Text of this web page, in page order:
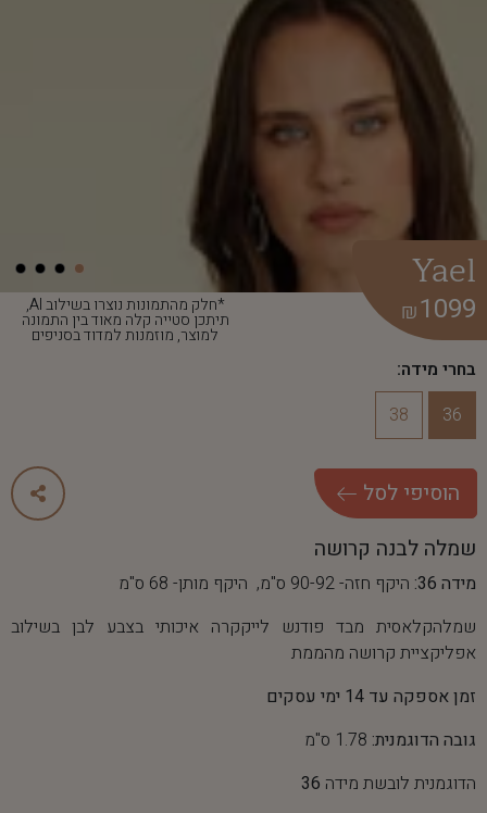
*חלק מהתמונות נוצרו בשילוב AI,
תיתכן סטייה קלה מאוד בין התמונה
למוצר, מוזמנות למדוד בסניפים
Yael
1099
₪
בחרי מידה:
36
38
הוסיפי לסל
שמלה לבנה קרושה
מידה 36:
היקף חזה- 90-92 ס"מ, היקף מותן- 68 ס"מ
שמלהקלאסית מבד פודנש לייקקרה איכותי בצבע לבן בשילוב
אפליקציית קרושה מהממת
זמן אספקה עד 14 ימי עסקים
גובה הדוגמנית: 1.78 ס"מ
הדוגמנית לובשת מידה 36